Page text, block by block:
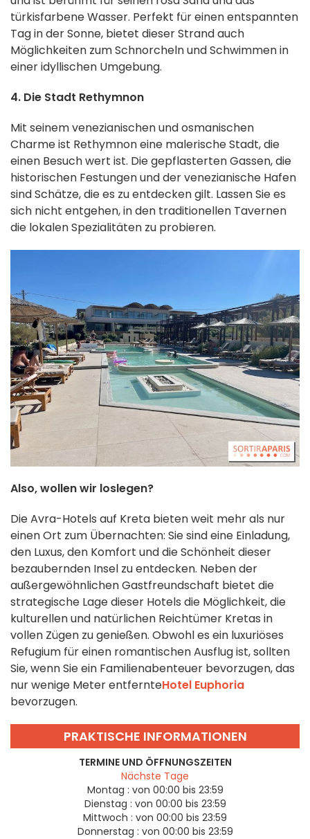
türkisfarbene Wasser. Perfekt für einen entspannten
Tag in der Sonne, bietet dieser Strand auch
Möglichkeiten zum Schnorcheln und Schwimmen in
einer idyllischen Umgebung.
4. Die Stadt Rethymnon
Mit seinem venezianischen und osmanischen
Charme ist Rethymnon eine malerische Stadt, die
einen Besuch wert ist. Die gepflasterten Gassen, die
historischen Festungen und der venezianische Hafen
sind Schätze, die es zu entdecken gilt. Lassen Sie es
sich nicht entgehen, in den traditionellen Tavernen
die lokalen Spezialitäten zu probieren.
Also, wollen wir loslegen?
Die Avra-Hotels auf Kreta bieten weit mehr als nur
einen Ort zum Übernachten: Sie sind eine Einladung,
den Luxus, den Komfort und die Schönheit dieser
bezaubernden Insel zu entdecken. Neben der
außergewöhnlichen Gastfreundschaft bietet die
strategische Lage dieser Hotels die Möglichkeit, die
kulturellen und natürlichen Reichtümer Kretas in
vollen Zügen zu genießen. Obwohl es ein luxuriöses
Refugium für einen romantischen Ausflug ist, sollten
Sie, wenn Sie ein Familienabenteuer bevorzugen, das
nur wenige Meter entfernteHotel Euphoria
bevorzugen.
PRAKTISCHE INFORMATIONEN
TERMINE UND ÖFFNUNGSZEITEN
Nächste Tage
Montag : von 00:00 bis 23:59
Dienstag : von 00:00 bis 23:59
Mittwoch : von 00:00 bis 23:59
Donnerstag : von 00:00 bis 23:59